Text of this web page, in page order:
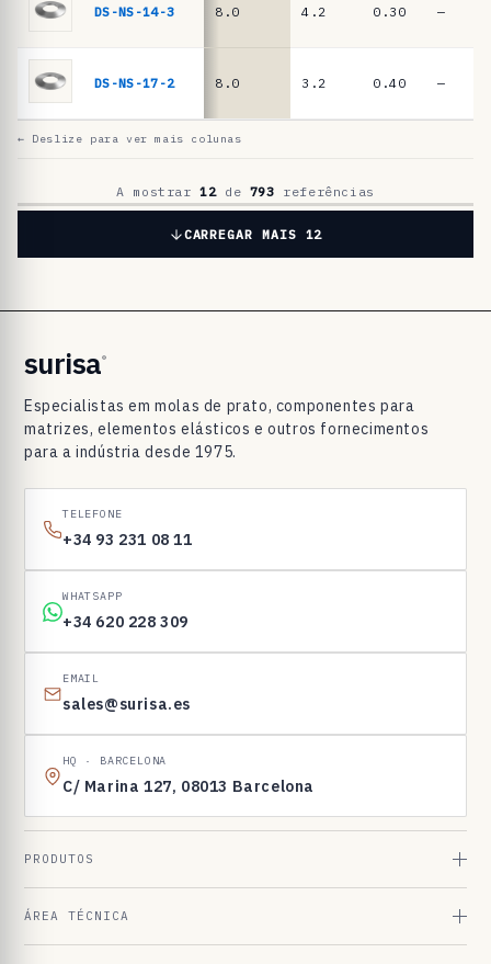
N
0
3
D
N
E
N
8
DS-NS-14-3 8.0 4.2 0.30 —
DS-NS-17-2 8.0 3.2 0.40 —
← Deslize para ver mais colunas
A mostrar12de 793 referências
CARREGAR MAIS 12
surisa®
Especialistas em molas de prato, componentes para
matrizes, elementos elásticos e outros fornecimentos
para a indústria desde 1975.
TELEFONE
+34 93 231 08 11
WHATSAPP
+34 620 228 309
EMAIL
sales@surisa.es
HQ · BARCELONA
C/ Marina 127, 08013 Barcelona
PRODUTOS
ÁREA TÉCNICA